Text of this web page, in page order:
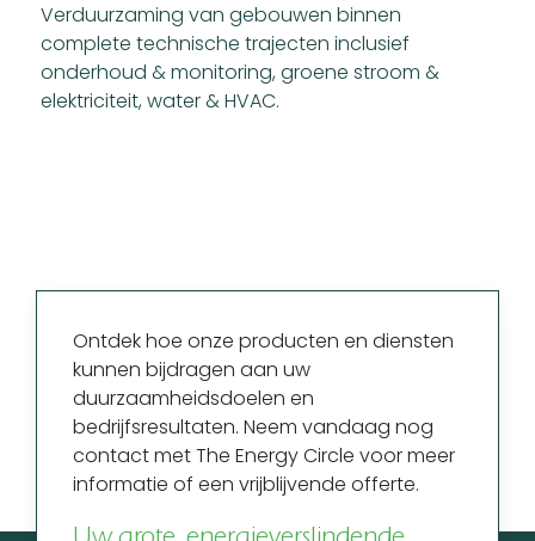
Verduurzaming van gebouwen binnen
complete technische trajecten inclusief
onderhoud & monitoring, groene stroom &
elektriciteit, water & HVAC.
Ontdek hoe onze producten en diensten
kunnen bijdragen aan uw
duurzaamheidsdoelen en
bedrijfsresultaten. Neem vandaag nog
contact met The Energy Circle voor meer
informatie of een vrijblijvende offerte.